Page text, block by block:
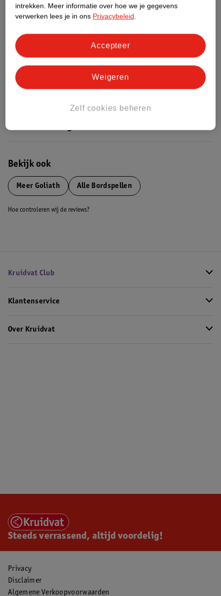
Etiketinformatie
Nature Impact Score
Dit product heeft (nog) geen Nature
Impact Score.
Meer informatie
Bestel & Bezorginformatie
Bekijk ook
Meer Goliath Alle Bordspellen
Hoe controleren wij de reviews?
Kruidvat Club
Klantenservice
Over Kruidvat
Steeds verrassend, altijd voordelig!
Privacy
Disclaimer
Algemene Verkoopvoorwaarden
intrekken. Meer informatie over hoe we je gegevens
verwerken lees je in ons Privacybeleid.
Zelf cookies beheren
Weigeren
Accepteer